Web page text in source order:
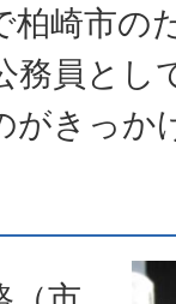
柏崎市の
務員とし
がきっか